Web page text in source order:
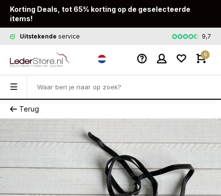
Korting Deals, tot 65% korting op de geselecteerde
items!
Uitstekende service Snelle9,7
0
Terug